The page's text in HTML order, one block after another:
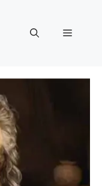
Menu